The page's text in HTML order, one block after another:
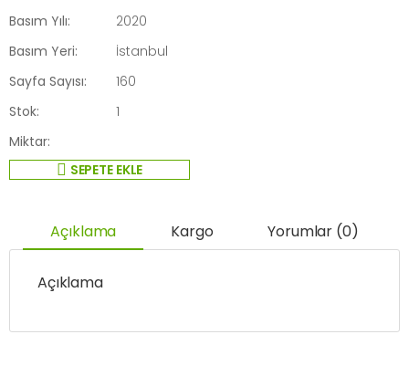
Basım Yılı:
2020
Basım Yeri:
İstanbul
Sayfa Sayısı:
160
Stok:
1
Miktar:
SEPETE EKLE
Açıklama Kargo Yorumlar (0)
Açıklama